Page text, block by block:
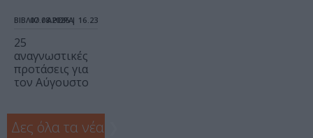
ΒΙΒΛΙΟ / ΑΡΘΡΑ
07.08.2026 | 16.23
25
αναγνωστικές
προτάσεις για
τον Αύγουστο
Δες όλα τα νέα